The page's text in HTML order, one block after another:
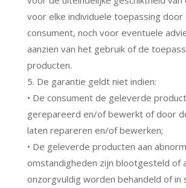
voor elke individuele toepassing door
consument, noch voor eventuele
aanzien van het gebruik of de
producten.
5. De garantie geldt niet indien:
• De consument de geleverde
gerepareerd en/of bewerkt of door
laten repareren en/of bewerken;
• De geleverde producten aan
omstandigheden zijn blootgesteld of
onzorgvuldig worden behandeld of in